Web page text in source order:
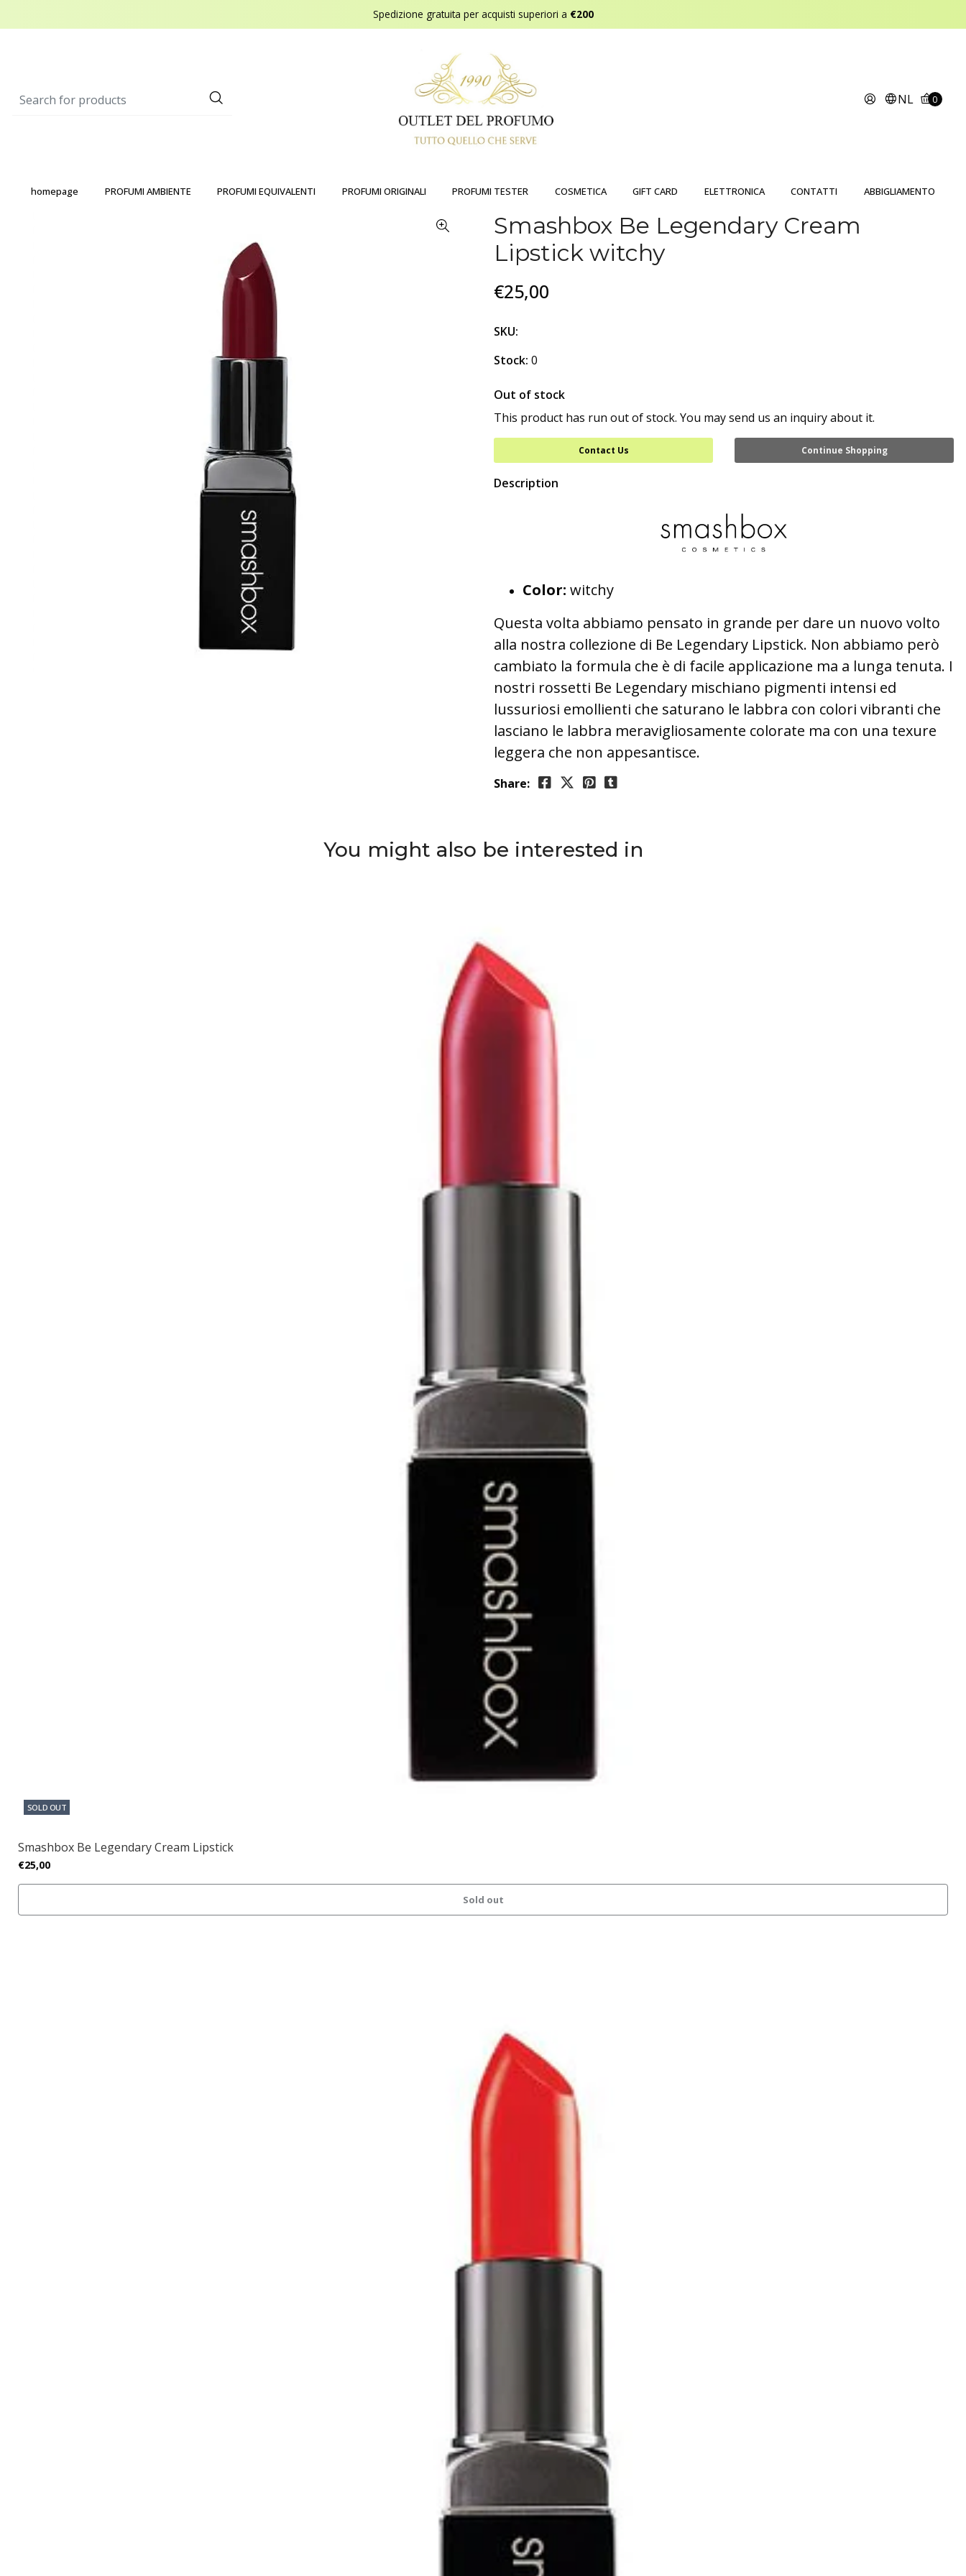
Spedizione gratuita per acquisti superiori a €200
NL 0
homepage PROFUMI AMBIENTE PROFUMI EQUIVALENTI PROFUMI ORIGINALI PROFUMI TESTER COSMETICA GIFT CARD ELETTRONICA CONTATTI ABBIGLIAMENTO
Smashbox Be Legendary Cream
Lipstick witchy
€25,00
SKU:
Stock: 0
Out of stock
This product has run out of stock. You may send us an inquiry about it.
Contact Us Continue Shopping
Description
Color: witchy
Questa volta abbiamo pensato in grande per dare un nuovo volto
alla nostra collezione di Be Legendary Lipstick. Non abbiamo però
cambiato la formula che è di facile applicazione ma a lunga tenuta. I
nostri rossetti Be Legendary mischiano pigmenti intensi ed
lussuriosi emollienti che saturano le labbra con colori vibranti che
lasciano le labbra meravigliosamente colorate ma con una texure
leggera che non appesantisce.
Share:
You might also be interested in
SOLD OUT
Smashbox Be Legendary Cream Lipstick
€25,00
Sold out